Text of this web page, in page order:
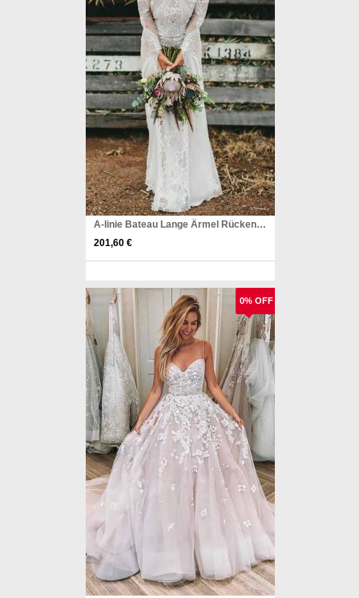
A-linie Bateau Lange Ärmel Rückenfreies Chiffon Brautkleid Mit Spitze Twa3652
201,60 €
0% OFF